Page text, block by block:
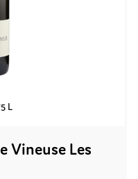
L
Vineuse Les